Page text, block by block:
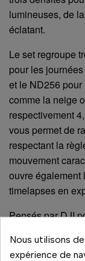
lumineuses, de
éclatant.
Le set regroupe
pour les
et le ND256
comme la neige
respectivement
vous permet de
respectant la
mouvement
ouvre également
timelapses en
Pensés par DJI
Mini 3 Pro. Leur
Nous utilisons
expérience de